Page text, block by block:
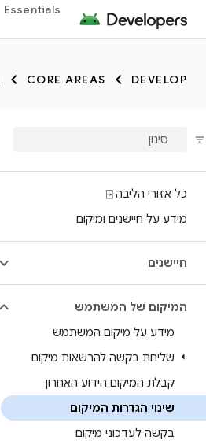
Essentials
DEVELOP
CORE AREAS
כל אזורי הליבה ⍈
מידע על חיישנים ומיקום
חיישנים
המיקום של המשתמש
מידע על מיקום המשתמש
שליחת בקשה להרשאות מיקום
קבלת המיקום הידוע האחרון
שינוי הגדרות המיקום
בקשה לעדכוני מיקום